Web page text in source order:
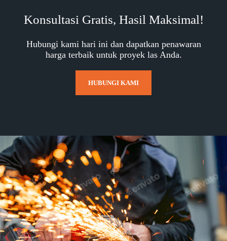
Konsultasi Gratis, Hasil Maksimal!
Hubungi kami hari ini dan dapatkan penawaran
harga terbaik untuk proyek las Anda.
HUBUNGI KAMI